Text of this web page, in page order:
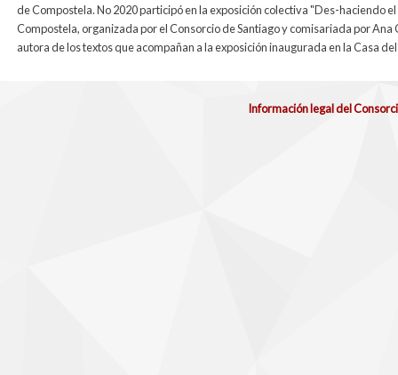
de Compostela. No 2020 participó en la exposición colectiva "Des-haciendo
Compostela, organizada por el Consorcio de Santiago y comisariada por
autora de los textos que acompañan a la exposición inaugurada en la Casa
Información legal del